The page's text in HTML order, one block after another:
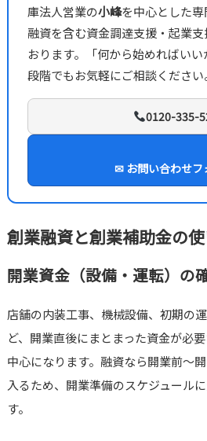
庫法人営業の小峰を中心とした
融資を含む資金調達支援・起業
おります。「何から始めればい
段階でもお気軽にご相談ください
0120-335-
✉ お問い合わせフ
創業融資と創業補助金の
開業資金（設備・運転）の
店舗の内装工事、機械設備、初期の
ど、開業直後にまとまった資金が必
中心になります。融資なら開業前〜
入るため、開業準備のスケジュール
す。